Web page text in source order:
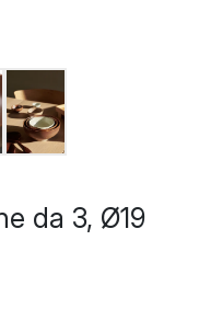
da 3, Ø19